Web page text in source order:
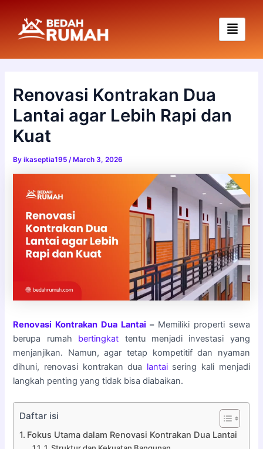
content
Renovasi Kontrakan Dua
Lantai agar Lebih Rapi dan
Kuat
Byikaseptia195 /March 3, 2026
Renovasi Kontrakan Dua Lantai –Memiliki properti sewa
berupa rumah bertingkat tentu menjadi investasi yang
menjanjikan. Namun, agar tetap kompetitif dan nyaman
dihuni, renovasi kontrakan dua lantaisering kali menjadi
langkah penting yang tidak bisa diabaikan.
Daftar isi
Fokus Utama dalam Renovasi Kontrakan Dua Lantai